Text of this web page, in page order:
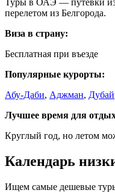
перелетом из Белгорода.
Виза в страну:
Бесплатная при въезде
Популярные курорты:
Абу-Даби, Аджман, Дубай
Лучшее время для
Круглый год, но летом
Календарь
Ищем самые дешевые